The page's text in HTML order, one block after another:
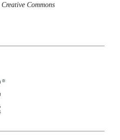
Creative Commons